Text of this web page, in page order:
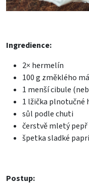
Ingredience:
2× hermelín
100 g změklého
1 menší cibule
1 lžička plnotučné
sůl podle chuti
čerstvě mletý pepř
špetka sladké
Postup: